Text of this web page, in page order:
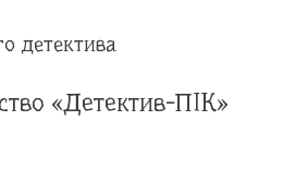
детектива
«Детектив-ПІК»